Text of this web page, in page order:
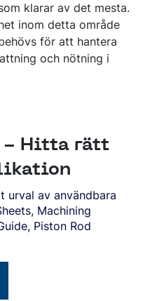
klarar av det mesta.
inom detta område
för att hantera
och nötning i
- Hitta rätt
urval av användbara
Machining
Piston Rod